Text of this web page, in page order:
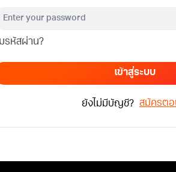
รหัสผ่าน?
เข้าสู่ระบบ
ยังไม่มีบัญชี? สมัครต